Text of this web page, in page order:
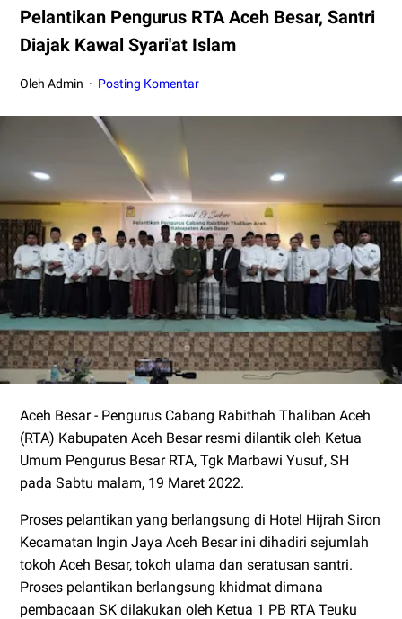
Pelantikan Pengurus RTA Aceh Besar, Santri
Diajak Kawal Syari'at Islam
Oleh Admin Posting Komentar
Aceh Besar - Pengurus Cabang Rabithah Thaliban Aceh
(RTA) Kabupaten Aceh Besar resmi dilantik oleh Ketua
Umum Pengurus Besar RTA, Tgk Marbawi Yusuf, SH
pada Sabtu malam, 19 Maret 2022.
Proses pelantikan yang berlangsung di Hotel Hijrah Siron
Kecamatan Ingin Jaya Aceh Besar ini dihadiri sejumlah
tokoh Aceh Besar, tokoh ulama dan seratusan santri.
Proses pelantikan berlangsung khidmat dimana
pembacaan SK dilakukan oleh Ketua 1 PB RTA Teuku